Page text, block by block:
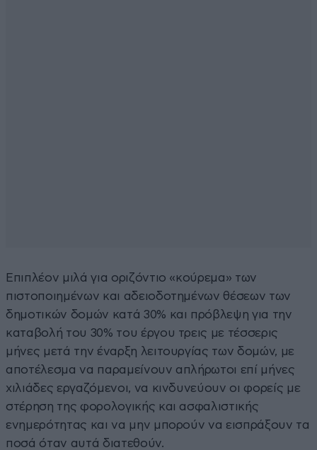
Επιπλέον μιλά για οριζόντιο «κούρεμα» των
πιστοποιημένων και αδειοδοτημένων θέσεων των
δημοτικών δομών κατά 30% και πρόβλεψη για την
καταβολή του 30% του έργου τρεις με τέσσερις
μήνες μετά την έναρξη λειτουργίας των δομών, με
αποτέλεσμα να παραμείνουν απλήρωτοι επί μήνες
χιλιάδες εργαζόμενοι, να κινδυνεύουν οι φορείς με
στέρηση της φορολογικής και ασφαλιστικής
ενημερότητας και να μην μπορούν να εισπράξουν τα
ποσά όταν αυτά διατεθούν.